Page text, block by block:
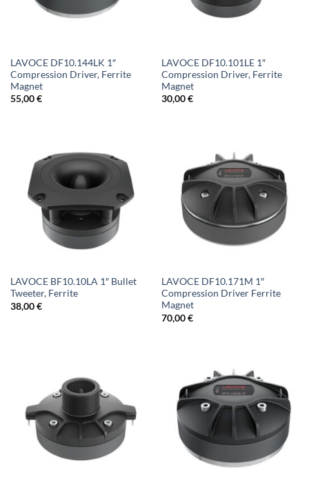
LAVOCE DF10.144LK 1″
Compression Driver, Ferrite
Magnet
55,00€
LAVOCE DF10.101LE 1″
Compression Driver, Ferrite
Magnet
30,00€
LAVOCE BF10.10LA 1″ Bullet
Tweeter, Ferrite
38,00€
LAVOCE DF10.171M 1″
Compression Driver Ferrite
Magnet
70,00€